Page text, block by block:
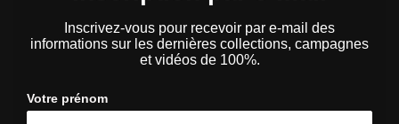
Inscrivez-vous pour recevoir par e-mail des
informations sur les dernières collections, campagnes
et vidéos de 100%.
Votre prénom